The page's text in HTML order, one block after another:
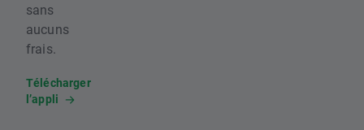
sans
aucuns
frais.
Télécharger
l’appli